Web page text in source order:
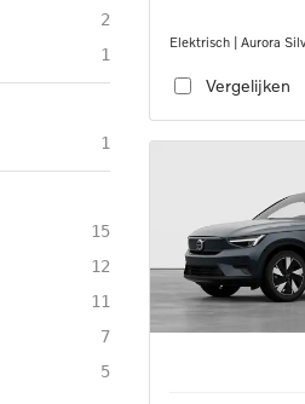
2
1
1
15
12
11
7
5
Elektrisch | Aurora
Vergelijken